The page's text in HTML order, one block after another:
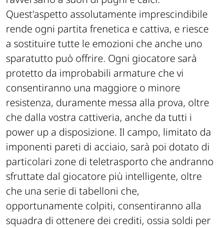
Quest'aspetto assolutamente imprescindibile
rende ogni partita frenetica e cattiva, e riesce
a sostituire tutte le emozioni che anche uno
sparatutto può offrire. Ogni giocatore sarà
protetto da improbabili armature che vi
consentiranno una maggiore o minore
resistenza, duramente messa alla prova, oltre
che dalla vostra cattiveria, anche da tutti i
power up a disposizione. Il campo, limitato da
imponenti pareti di acciaio, sarà poi dotato di
particolari zone di teletrasporto che andranno
sfruttate dal giocatore più intelligente, oltre
che una serie di tabelloni che,
opportunamente colpiti, consentiranno alla
squadra di ottenere dei crediti, ossia soldi per